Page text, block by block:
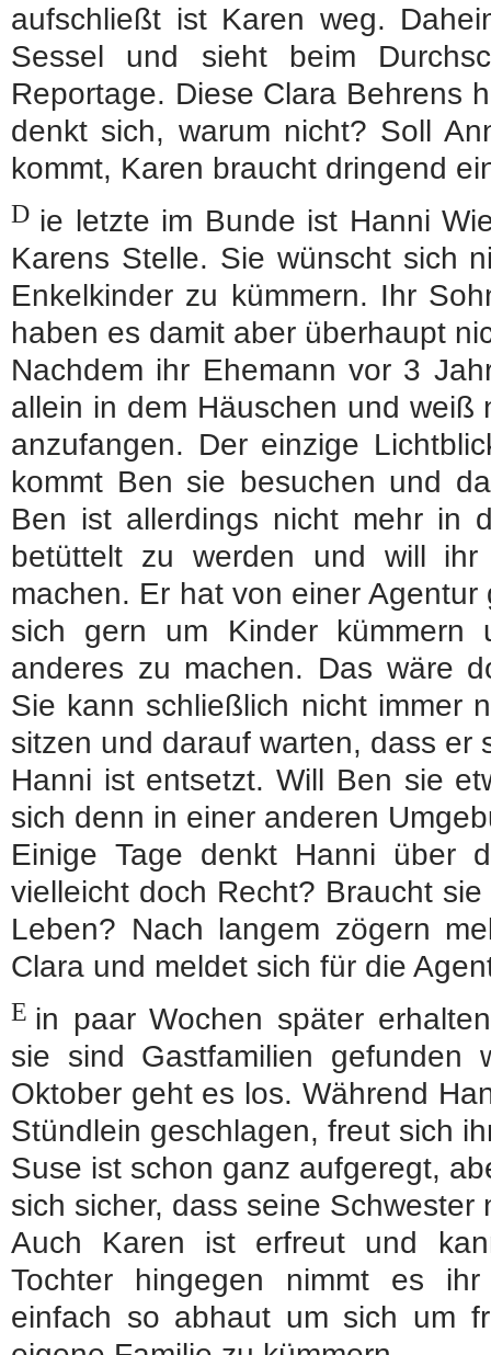
aufschließt ist Karen weg.
Sessel und sieht beim
Reportage. Diese Clara Behrens
denkt sich, warum nicht? Soll
kommt, Karen braucht dringend
D ie letzte im Bunde ist Hanni
Karens Stelle. Sie wünscht sich
Enkelkinder zu kümmern. Ihr
haben es damit aber überhaupt
Nachdem ihr Ehemann vor 3
allein in dem Häuschen und weiß
anzufangen. Der einzige
kommt Ben sie besuchen und
Ben ist allerdings nicht mehr in
betüttelt zu werden und will ihr
machen. Er hat von einer
sich gern um Kinder kümmern
anderes zu machen. Das wäre
Sie kann schließlich nicht immer
sitzen und darauf warten, dass er
Hanni ist entsetzt. Will Ben sie
sich denn in einer anderen
Einige Tage denkt Hanni über
vielleicht doch Recht? Braucht
Leben? Nach langem zögern
Clara und meldet sich für die
E in paar Wochen später
sie sind Gastfamilien
Oktober geht es los. Während
Stündlein geschlagen, freut sich
Suse ist schon ganz aufgeregt,
sich sicher, dass seine Schwester
Auch Karen ist erfreut und
Tochter hingegen nimmt es
einfach so abhaut um sich um